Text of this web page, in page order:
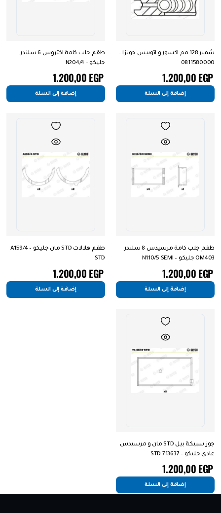
شمبر 128 مم اكسور و اتوبيس جوتزا –
0811580000
1.200,00EGP
إضافة إلى السلة
طقم جلب كامة اكتروس 6 سلندر
جليكو – N204/4
1.200,00EGP
إضافة إلى السلة
طقم جلب كامة مرسيدس 8 سلندر
OM403 جليكو – N110/5 SEMI
1.200,00EGP
إضافة إلى السلة
طقم هلالات STD مان جليكو – A159/4
STD
1.200,00EGP
إضافة إلى السلة
جوز سبيكة بيل STD مان و مرسيدس
عادى جليكو – 713637 STD
1.200,00EGP
إضافة إلى السلة